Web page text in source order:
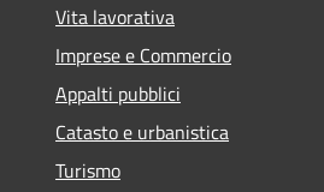
Vita lavorativa
Imprese e Commercio
Appalti pubblici
Catasto e urbanistica
Turismo